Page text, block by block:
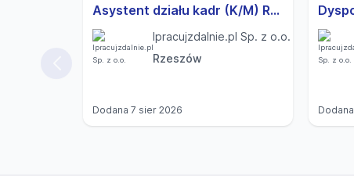
Asystent działu kadr (K/M) Rzeszów
Ipracujzdalnie.pl Sp. z o.o.
Rzeszów
Dodana 7 sier 2026 Dodana